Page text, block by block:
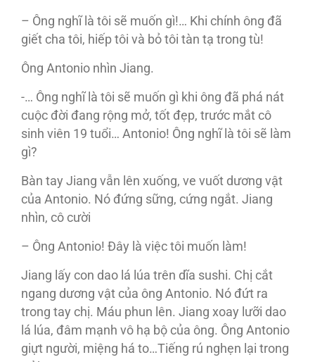
– Ông nghĩ là tôi sẽ muốn gì!… Khi chính ông đã
giết cha tôi, hiếp tôi và bỏ tôi tàn tạ trong tù!
Ông Antonio nhìn Jiang.
-… Ông nghĩ là tôi sẽ muốn gì khi ông đã phá nát
cuộc đời đang rộng mở, tốt đẹp, trước mắt cô
sinh viên 19 tuổi… Antonio! Ông nghĩ là tôi sẽ làm
gì?
Bàn tay Jiang vẫn lên xuống, ve vuốt dương vật
của Antonio. Nó đứng sững, cứng ngắt. Jiang
nhìn, cô cười
– Ông Antonio! Đây là việc tôi muốn làm!
Jiang lấy con dao lá lúa trên dĩa sushi. Chị cắt
ngang dương vật của ông Antonio. Nó đứt ra
trong tay chị. Máu phun lên. Jiang xoay lưỡi dao
lá lúa, đâm mạnh vô hạ bộ của ông. Ông Antonio
giựt người, miệng há to…Tiếng rú nghẹn lại trong